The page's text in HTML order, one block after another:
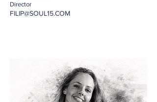
Director
FILIP@SOUL15.COM